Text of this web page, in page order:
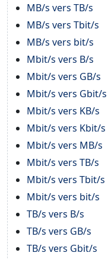
MB/s vers TB/s
MB/s vers Tbit/s
MB/s vers bit/s
Mbit/s vers B/s
Mbit/s vers GB/s
Mbit/s vers Gbit/s
Mbit/s vers KB/s
Mbit/s vers Kbit/s
Mbit/s vers MB/s
Mbit/s vers TB/s
Mbit/s vers Tbit/s
Mbit/s vers bit/s
TB/s vers B/s
TB/s vers GB/s
TB/s vers Gbit/s